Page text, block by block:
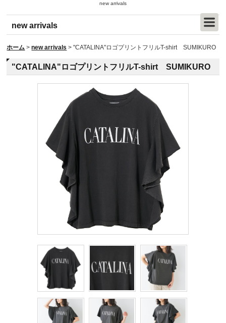
new arrivals
new arrivals
ホーム > new arrivals > "CATALINA"ロゴプリントフリルT-shirt SUMIKURO
"CATALINA"ロゴプリントフリルT-shirt SUMIKURO